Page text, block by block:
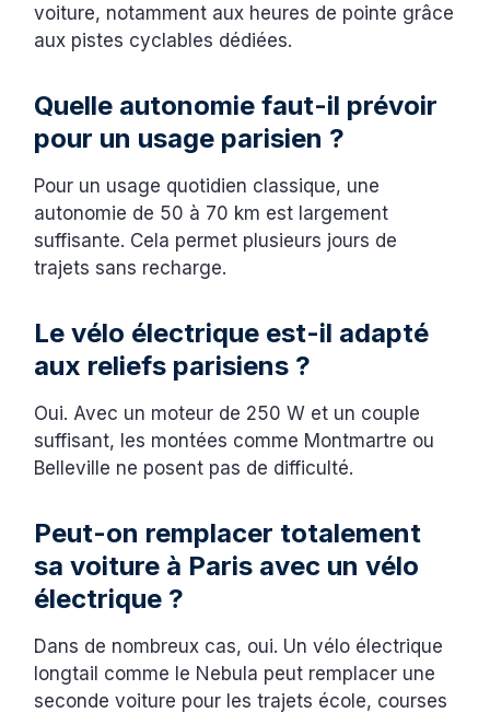
voiture, notamment aux heures de pointe grâce
aux pistes cyclables dédiées.
Quelle autonomie faut-il prévoir
pour un usage parisien ?
Pour un usage quotidien classique, une
autonomie de 50 à 70 km est largement
suffisante. Cela permet plusieurs jours de
trajets sans recharge.
Le vélo électrique est-il adapté
aux reliefs parisiens ?
Oui. Avec un moteur de 250 W et un couple
suffisant, les montées comme Montmartre ou
Belleville ne posent pas de difficulté.
Peut-on remplacer totalement
sa voiture à Paris avec un vélo
électrique ?
Dans de nombreux cas, oui. Un vélo électrique
longtail comme le Nebula peut remplacer une
seconde voiture pour les trajets école, courses